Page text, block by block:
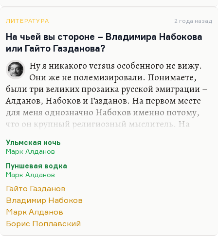
и Мандельштам». Насчет Блока – да, говорю,
точно, не ошибся. А вот насчет Мандельштама –
не знаю. При всем бесконечном…
ЛИТЕРАТУРА 2 года назад
На чьей вы стороне – Владимира Набокова
или Гайто Газданова?
Ну я никакого versus особенного не вижу.
Они же не полемизировали. Понимаете,
были три великих прозаика русской эмиграции –
Алданов, Набоков и Газданов. На первом месте
для меня однозначно Набоков именно потому,
что он крупный религиозный мыслитель. На
замечательная сухая проза, замечательная
гармония, прелестные женские образы. Это такая
своеобразная метафизика, непроявленная и
непроговоренная, но она, конечно, есть. На
третьем месте – Алданов, который, безусловно,
когда пишет исторические очерки (например, об
Азефе), приобретает холодный блеск, какой был у
Короленко в его документальной прозе. Но
Ульмская ночь
Марк Алданов
Пуншевая водка
Марк Алданов
Гайто Газданов
Владимир Набоков
Марк Алданов
Борис Поплавский